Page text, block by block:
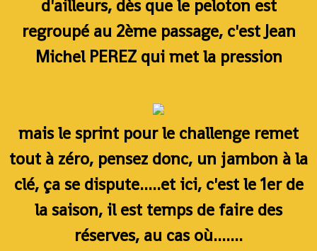
d'ailleurs, dès que le peloton est
regroupé au 2ème passage, c'est Jean
Michel PEREZ qui met la pression
mais le sprint pour le challenge remet
tout à zéro, pensez donc, un jambon à la
clé, ça se dispute.....et ici, c'est le 1er de
la saison, il est temps de faire des
réserves, au cas où.......